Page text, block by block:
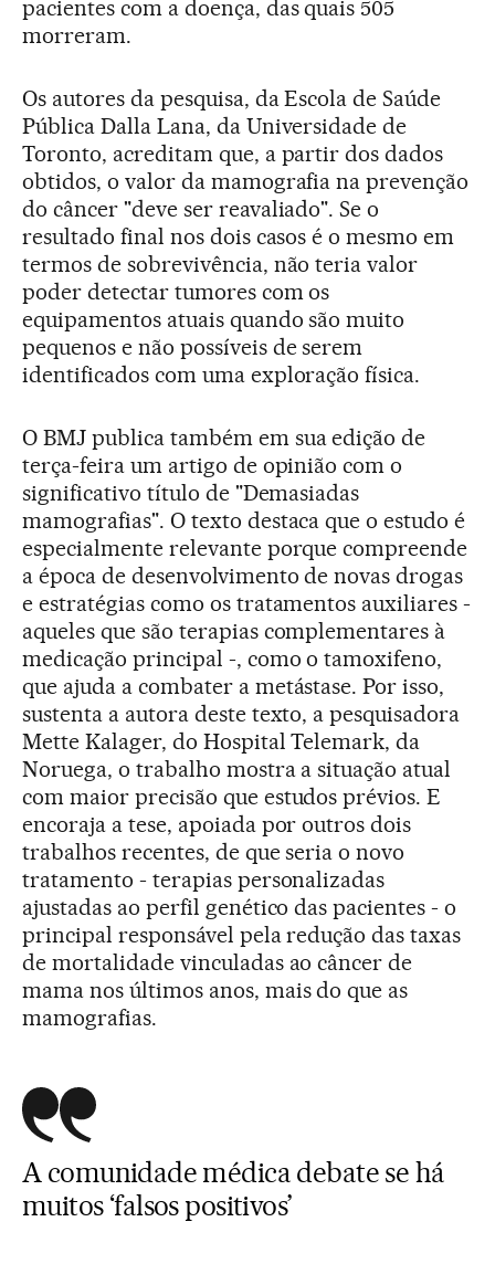
pacientes com a doença, das quais 505
morreram.
Os autores da pesquisa, da Escola de Saúde
Pública Dalla Lana, da Universidade de
Toronto, acreditam que, a partir dos dados
obtidos, o valor da mamografia na prevenção
do câncer "deve ser reavaliado". Se o
resultado final nos dois casos é o mesmo em
termos de sobrevivência, não teria valor
poder detectar tumores com os
equipamentos atuais quando são muito
pequenos e não possíveis de serem
identificados com uma exploração física.
O BMJ publica também em sua edição de
terça-feira um artigo de opinião com o
significativo título de "Demasiadas
mamografias". O texto destaca que o estudo é
especialmente relevante porque compreende
a época de desenvolvimento de novas drogas
e estratégias como os tratamentos auxiliares -
aqueles que são terapias complementares à
medicação principal -, como o tamoxifeno,
que ajuda a combater a metástase. Por isso,
sustenta a autora deste texto, a pesquisadora
Mette Kalager, do Hospital Telemark, da
Noruega, o trabalho mostra a situação atual
com maior precisão que estudos prévios. E
encoraja a tese, apoiada por outros dois
trabalhos recentes, de que seria o novo
tratamento - terapias personalizadas
ajustadas ao perfil genético das pacientes - o
principal responsável pela redução das taxas
de mortalidade vinculadas ao câncer de
mama nos últimos anos, mais do que as
mamografias.
A comunidade médica debate se há
muitos ‘falsos positivos’